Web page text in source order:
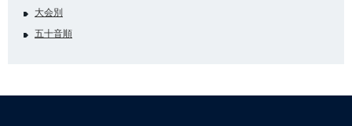
大会別
五十音順